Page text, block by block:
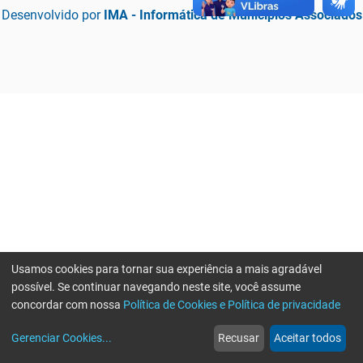
Desenvolvido por IMA - Informática de Municípios Associados
web
Notícias
more_horiz
Mais
Usamos cookies para tornar sua experiência a mais agradável
possível. Se continuar navegando neste site, você assume
concordar com nossa Política de Cookies e Política de privacidade
Gerenciar Cookies... Recusar Aceitar todos
Erro ao enviar informações, por favor tente novamente